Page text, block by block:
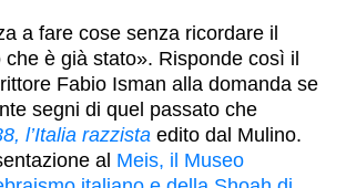
a fare cose senza ricordare il
che è già stato». Risponde così il
Fabio Isman alla domanda se
segni di quel passato che
l’Italia razzista edito dal Mulino.
al Meis, il Museo